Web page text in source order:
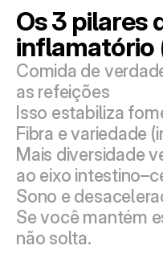
Os 3 pilares
inflamatório
Comida de
as refeições
Isso estabiliza
Fibra e variedade
Mais diversidade
ao eixo
Sono e
Se você mantém
não solta.